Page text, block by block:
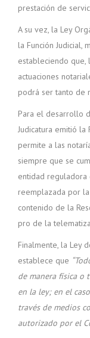
prestación de
A su vez, la Ley
la Función Judicial,
estableciendo que,
actuaciones
podrá ser tanto de
Para el desarrollo
Judicatura emitió la
permite a las
siempre que se
entidad reguladora
reemplazada por
contenido de la
pro de la
Finalmente, la Ley
establece que
de manera física o
en la ley; en el
través de medios
autorizado por el